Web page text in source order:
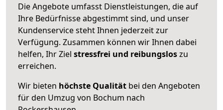
Die Angebote umfasst Dienstleistungen, die auf
Ihre Bedürfnisse abgestimmt sind, und unser
Kundenservice steht Ihnen jederzeit zur
Verfügung. Zusammen können wir Ihnen dabei
helfen, Ihr Ziel stressfrei und reibungsloszu
erreichen.
Wir bieten höchste Qualität bei den Angeboten
für den Umzug von Bochum nach